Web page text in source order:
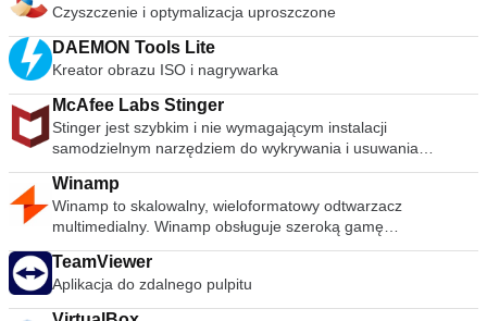
Czyszczenie i optymalizacja uproszczone
DAEMON Tools Lite
Kreator obrazu ISO i nagrywarka
McAfee Labs Stinger
Stinger jest szybkim i nie wymagającym instalacji
samodzielnym narzędziem do wykrywania i usuwania
powszechnego złośliwego oprogramowania i zagrożeń,
idealne, jeśli komputer jest już zainfekowany. Chociaż Stinger
nie zastępuje pełnowartościowego oprogramowania
antywirusowego, Stinger jest aktualizowany wiele razy w
tygodniu, aby obejmował wykrywanie nowszych wariantów
fałszywych alarmów i rozpowszechnionych wirusów.
.descbannerbtn { font-family: Arial,Helvetica,Sans-Serif;
background: linear-gradient(#fc8f32 0,#e26a0c
Winamp
Winamp to skalowalny, wieloformatowy odtwarzacz
multimedialny. Winamp obsługuje szeroką gamę
współczesnych i specjalistycznych formatów plików
muzycznych, w tym MIDI, MOD, warstwy audio 1 i 2 MPEG-1,
AAC, M4A, FLAC, WAV, OGG Vorbis i Windows Media Audio.
Obsługuje odtwarzanie bez przerw dla MP3 i AAC oraz
TeamViewer
Aplikacja do zdalnego pulpitu